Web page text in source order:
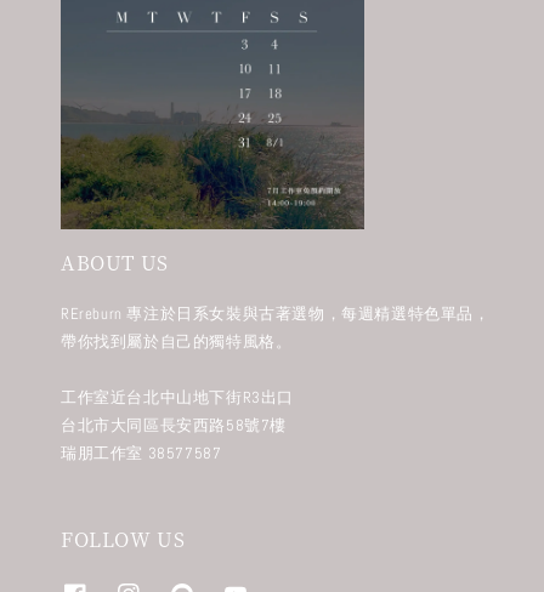
ABOUT US
REreburn 專注於日系女裝與古著選物，每週精選特色單品，
帶你找到屬於自己的獨特風格。
工作室近台北中山地下街R3出口
台北市大同區長安西路58號7樓
瑞朋工作室 38577587
FOLLOW US